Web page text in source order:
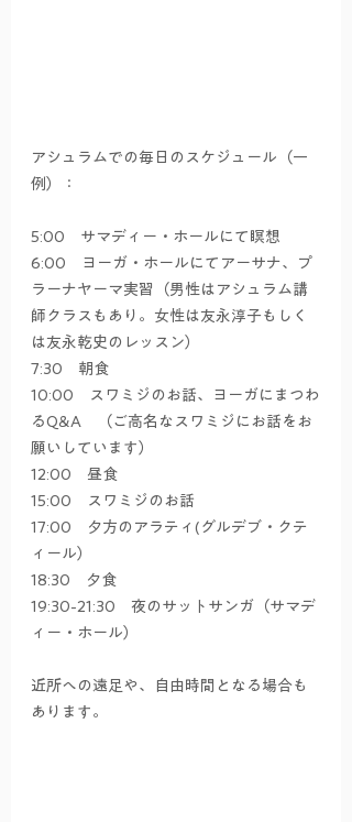
アシュラムでの毎日のスケジュール（一
例）：
5:00　サマディー・ホールにて瞑想
6:00　ヨーガ・ホールにてアーサナ、プ
ラーナヤーマ実習（男性はアシュラム講
師クラスもあり。女性は友永淳子もしく
は友永乾史のレッスン）
7:30　朝食
10:00　スワミジのお話、ヨーガにまつわ
るQ&A　（ご高名なスワミジにお話をお
願いしています）
12:00　昼食
15:00　スワミジのお話
17:00　夕方のアラティ(グルデブ・クテ
ィール）
18:30　夕食
19:30-21:30　夜のサットサンガ（サマデ
ィー・ホール）
近所への遠足や、自由時間となる場合も
あります。